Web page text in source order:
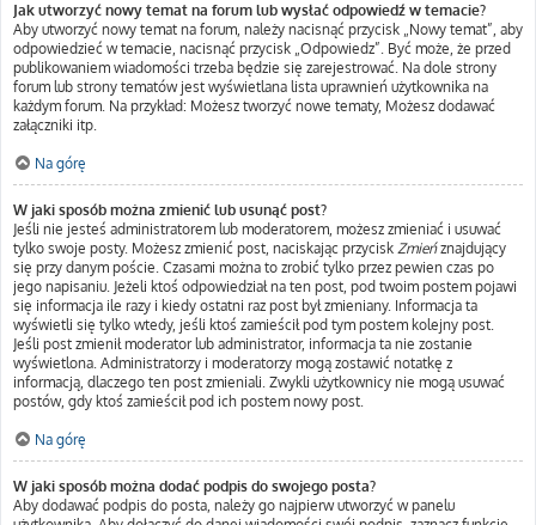
Jak utworzyć nowy temat na forum lub wysłać odpowiedź w temacie?
Aby utworzyć nowy temat na forum, należy nacisnąć przycisk „Nowy temat”, aby
odpowiedzieć w temacie, nacisnąć przycisk „Odpowiedz”. Być może, że przed
publikowaniem wiadomości trzeba będzie się zarejestrować. Na dole strony
forum lub strony tematów jest wyświetlana lista uprawnień użytkownika na
każdym forum. Na przykład: Możesz tworzyć nowe tematy, Możesz dodawać
załączniki itp.
Na górę
W jaki sposób można zmienić lub usunąć post?
Jeśli nie jesteś administratorem lub moderatorem, możesz zmieniać i usuwać
tylko swoje posty. Możesz zmienić post, naciskając przycisk Zmieńznajdujący
się przy danym poście. Czasami można to zrobić tylko przez pewien czas po
jego napisaniu. Jeżeli ktoś odpowiedział na ten post, pod twoim postem pojawi
się informacja ile razy i kiedy ostatni raz post był zmieniany. Informacja ta
wyświetli się tylko wtedy, jeśli ktoś zamieścił pod tym postem kolejny post.
Jeśli post zmienił moderator lub administrator, informacja ta nie zostanie
wyświetlona. Administratorzy i moderatorzy mogą zostawić notatkę z
informacją, dlaczego ten post zmieniali. Zwykli użytkownicy nie mogą usuwać
postów, gdy ktoś zamieścił pod ich postem nowy post.
Na górę
W jaki sposób można dodać podpis do swojego posta?
Aby dodawać podpis do posta, należy go najpierw utworzyć w panelu